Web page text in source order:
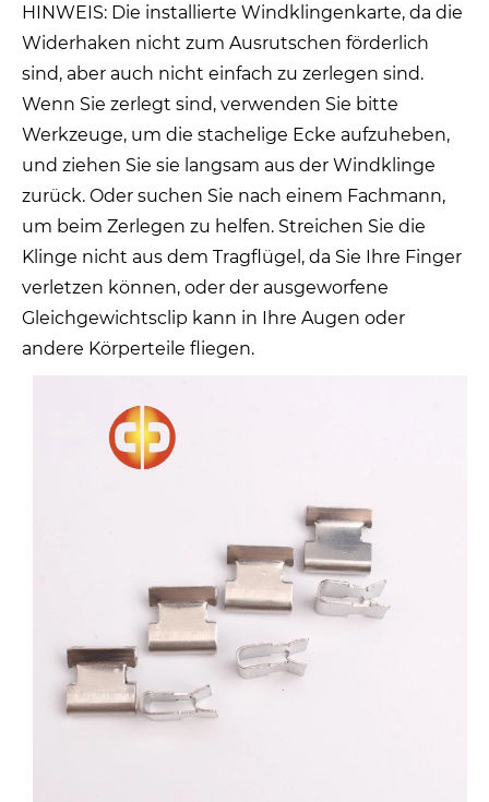
HINWEIS: Die installierte Windklingenkarte, da die
Widerhaken nicht zum Ausrutschen förderlich
sind, aber auch nicht einfach zu zerlegen sind.
Wenn Sie zerlegt sind, verwenden Sie bitte
Werkzeuge, um die stachelige Ecke aufzuheben,
und ziehen Sie sie langsam aus der Windklinge
zurück. Oder suchen Sie nach einem Fachmann,
um beim Zerlegen zu helfen. Streichen Sie die
Klinge nicht aus dem Tragflügel, da Sie Ihre Finger
verletzen können, oder der ausgeworfene
Gleichgewichtsclip kann in Ihre Augen oder
andere Körperteile fliegen.